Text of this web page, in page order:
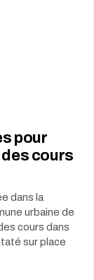
pour
cours
dans la
urbaine de
cours dans
sur place